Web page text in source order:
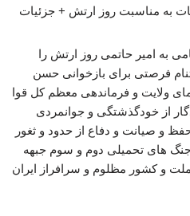
به امیر حاتمی روز ارتش را
فرصتی برای بازخوانی حسن
ولایت و فرماندهی معظم کل قوا
از خودگذشتگی و جوانمردی
و صیانت و دفاع از حدود و ثغور
مقدس ۸ ساله و جنگ های تحمیلی دوم و سوم جبهه
و کشور مظلوم و سرافراز ایران